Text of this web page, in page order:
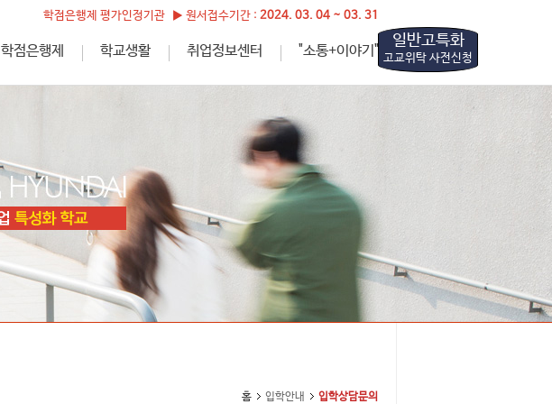
학점은행제 평가인정기관 ▶ 원서접수기간 : 2024. 03. 04 ~ 03. 31
학점은행제 학교생활 취업정보센터 "소통+이야기"
일반고특화
고교위탁 사전신청
홈 입학안내 입학상담문의